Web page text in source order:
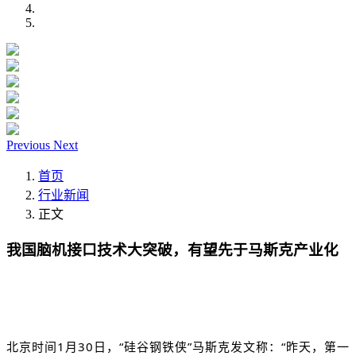
Previous Next
首页
行业新闻
正文
我国脑机接口技术大突破，有望先于马斯克产业化
北京时间1月30日，“硅谷钢铁侠”马斯克发文称：“昨天，第一